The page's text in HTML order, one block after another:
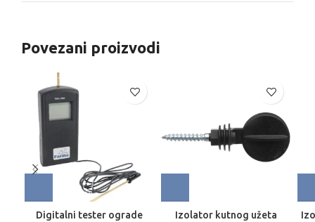
Povezani proizvodi
Digitalni tester ograde
Izolator kutnog užeta